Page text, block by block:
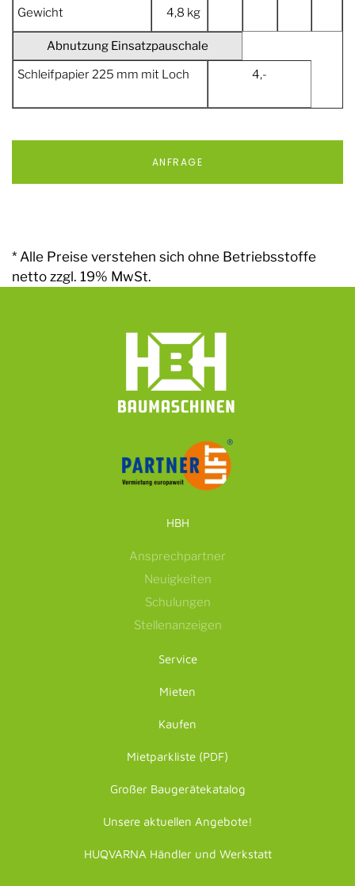
Gewicht
4,8 kg
Abnutzung Einsatzpauschale
Schleifpapier 225 mm mit Loch
4,-
ANFRAGE
* Alle Preise verstehen sich ohne Betriebsstoffe
netto zzgl. 19% MwSt.
HBH
Ansprechpartner
Neuigkeiten
Schulungen
Stellenanzeigen
Service
Mieten
Kaufen
Mietparkliste (PDF)
Großer Baugerätekatalog
Unsere aktuellen Angebote!
HUQVARNA Händler und Werkstatt